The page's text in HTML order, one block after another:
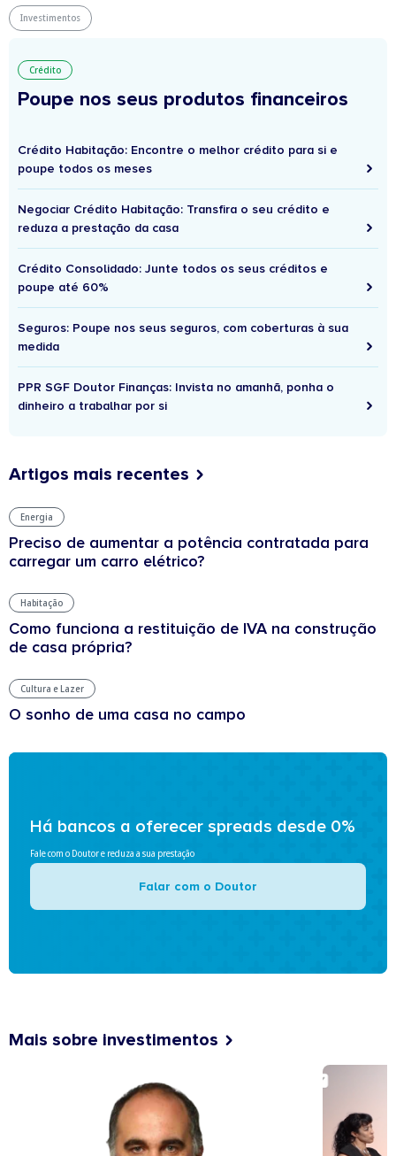
Investimentos
Crédito
Poupe nos seus produtos financeiros
Crédito Habitação: Encontre o melhor crédito para si e
poupe todos os meses
Negociar Crédito Habitação: Transfira o seu crédito e
reduza a prestação da casa
Crédito Consolidado: Junte todos os seus créditos e
poupe até 60%
Seguros: Poupe nos seus seguros, com coberturas à sua
medida
PPR SGF Doutor Finanças: Invista no amanhã, ponha o
dinheiro a trabalhar por si
Artigos mais recentes
Energia
Preciso de aumentar a potência contratada para
carregar um carro elétrico?
Habitação
Como funciona a restituição de IVA na construção
de casa própria?
Cultura e Lazer
O sonho de uma casa no campo
Há bancos a oferecer spreads desde 0%
Fale com o Doutor e reduza a sua prestação
Falar com o Doutor
Mais sobre investimentos